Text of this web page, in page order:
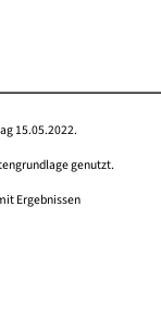
15.05.2022.
genutzt.
Ergebnissen